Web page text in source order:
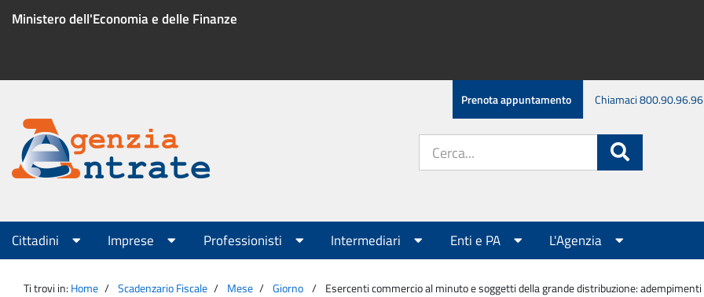
Ministero dell'Economia e delle Finanze
Menu
servizio
Prenota appuntamento Chiamaci 800.90.96.96
Agenzia
Entrate
sito:
Menu
principale
Cittadini Imprese Professionisti Intermediari Enti e PA L'Agenzia
Ti trovi in: Home Scadenzario Fiscale Mese Giorno Esercenti commercio al minuto e soggetti della grande distribuzione: